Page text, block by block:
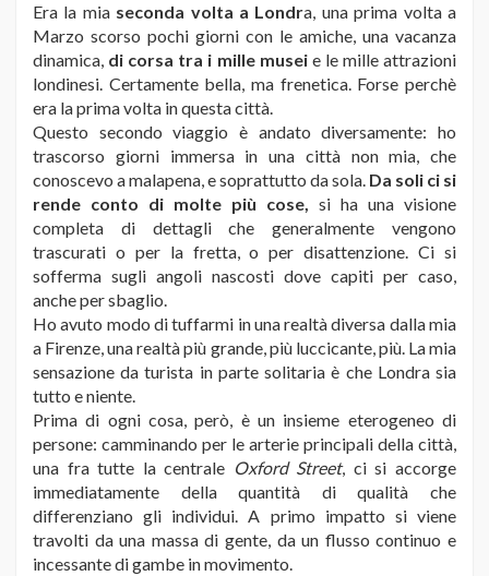
Era la mia seconda volta a Londra, una prima volta a
Marzo scorso pochi giorni con le amiche, una vacanza
dinamica, di corsa tra i mille museie le mille attrazioni
londinesi. Certamente bella, ma frenetica. Forse perchè
era la prima volta in questa città.
Questo secondo viaggio è andato diversamente: ho
trascorso giorni immersa in una città non mia, che
conoscevo a malapena, e soprattutto da sola. Da soli ci si
rende conto di molte più cose, si ha una visione
completa di dettagli che generalmente vengono
trascurati o per la fretta, o per disattenzione. Ci si
sofferma sugli angoli nascosti dove capiti per caso,
anche per sbaglio.
Ho avuto modo di tuffarmi in una realtà diversa dalla mia
a Firenze, una realtà più grande, più luccicante, più. La mia
sensazione da turista in parte solitaria è che Londra sia
tutto e niente.
Prima di ogni cosa, però, è un insieme eterogeneo di
persone: camminando per le arterie principali della città,
una fra tutte la centrale Oxford Street, ci si accorge
immediatamente della quantità di qualità che
differenziano gli individui. A primo impatto si viene
travolti da una massa di gente, da un flusso continuo e
incessante di gambe in movimento.